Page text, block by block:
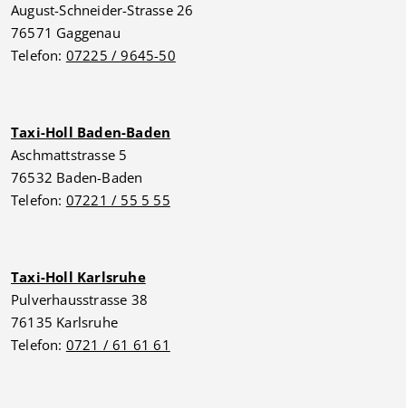
August-Schneider-Strasse 26
76571 Gaggenau
Telefon: 07225 / 9645-50
Taxi-Holl Baden-Baden
Aschmattstrasse 5
76532 Baden-Baden
Telefon: 07221 / 55 5 55
Taxi-Holl Karlsruhe
Pulverhausstrasse 38
76135 Karlsruhe
Telefon: 0721 / 61 61 61